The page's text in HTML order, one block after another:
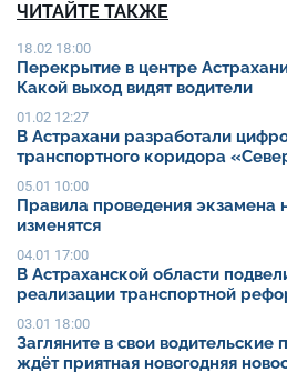
ЧИТАЙТЕ ТАКЖЕ
18.02 18:00
Перекрытие в центре
Какой выход видят водители
01.02 12:27
В Астрахани разработали
транспортного коридора
05.01 10:00
Правила проведения экзамена
изменятся
04.01 17:00
В Астраханской области
реализации транспортной
03.01 18:00
Загляните в свои
ждёт приятная новогодняя